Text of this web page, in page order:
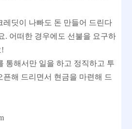
레딧이 나빠도 돈 만들어 드린다
. 어떠한 경우에도 선불을 요구하
요!
통해서만 일을 하고 정직하고 투
픈해 드리면서 현금을 마련해 드